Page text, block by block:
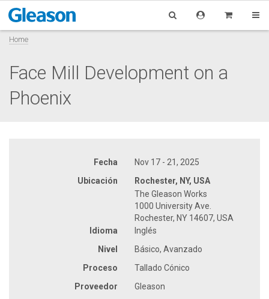
Home
Face Mill Development on a
Phoenix
Fecha
Nov 17 - 21, 2025
Ubicación
Rochester, NY, USA
The Gleason Works
1000 University Ave.
Rochester, NY 14607, USA
Idioma
Inglés
Nivel
Básico, Avanzado
Proceso
Tallado Cónico
Proveedor
Gleason